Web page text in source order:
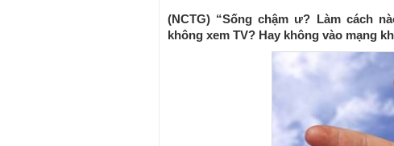
(NCTG) “Sống chậm ư? Làm cách
không xem TV? Hay không vào mạng